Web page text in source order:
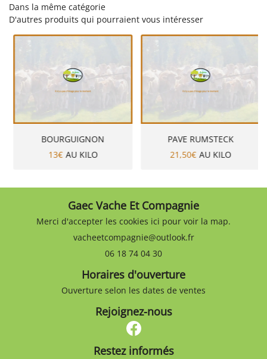
Dans la même catégorie
D'autres produits qui pourraient vous intéresser
BOURGUIGNON
13€ AU KILO
PAVE RUMSTECK
21,50€ AU KILO
Gaec Vache Et Compagnie
Merci d'accepter les cookies ici pour voir la map.
06 18 74 04 30
Horaires d'ouverture
Ouverture selon les dates de ventes
Rejoignez-nous
Restez informés